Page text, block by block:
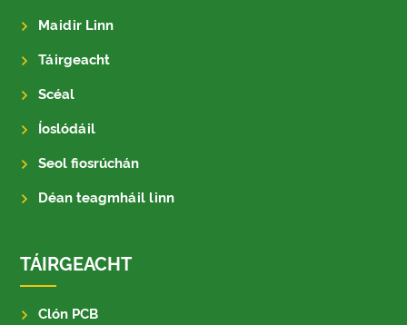
Maidir Linn
Táirgeacht
Scéal
Íoslódáil
Seol fiosrúchán
Déan teagmháil linn
TÁIRGEACHT
Clón PCB